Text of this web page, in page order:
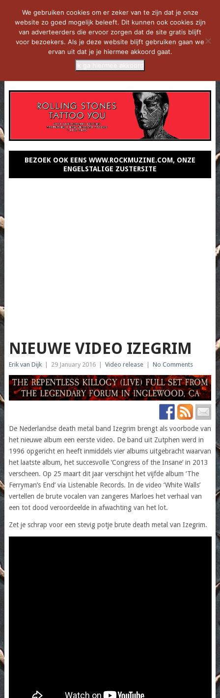
BEZOEK OOK EENS WWW.ROCKMUZINE.COM, ONZE
ENGELSTALIGE ZUSTERSITE
NIEUWE VIDEO IZEGRIM
Erik van Dijk 29 January 2016 Video release No Comments
De Nederlandse death metal band Izegrim brengt als voorbode van
het nieuwe album een eerste video. De band uit Zutphen werd in
1996 opgericht en heeft inmiddels vier albums uitgebracht waarvan
het laatste album, het succesvolle ‘Congress of the Insane’ in 2013
verscheen. Op 25 maart dit jaar verschijnt het vijfde album ‘The
Ferryman’s End’ via Listenable Records. In de video ‘White Walls’
vertellen de brute vocalen van zangeres Marloes het verhaal van
een tot dood veroordeelde in afwachting van het lot.
Zet je schrap voor een stevig potje brute death metal van Izegrim.
We gebruiken cookies om er zeker van te zijn dat je onze
website zo goed mogelijk beleeft. Dit kunnen ook cookies zijn
van adverteerders die ervoor zorgen dat de site gratis blijft
voor bezoekers. Als je deze website blijft gebruiken gaan we
ervan uit dat je je hiermee akkoord gaat.
Ik ga hiermee akkoord